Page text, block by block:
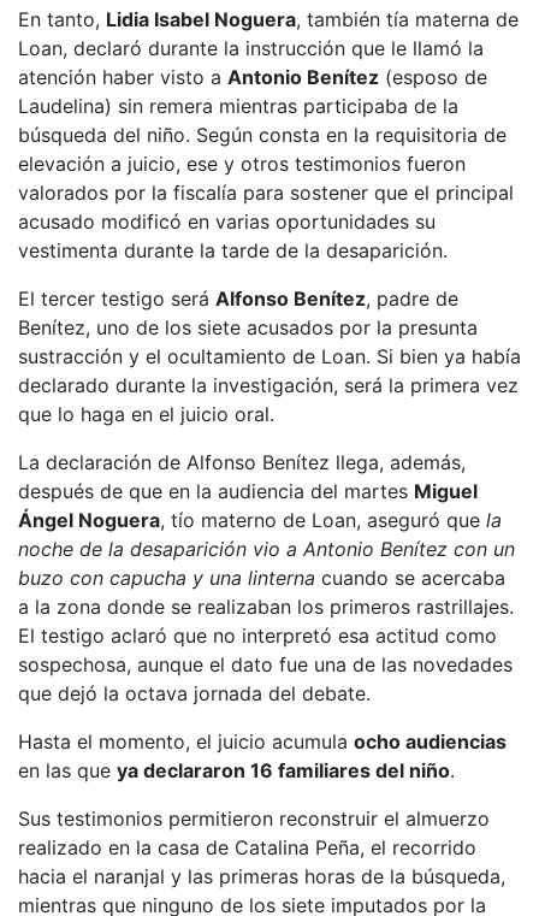
En tanto, Lidia Isabel Noguera, también tía materna de
Loan, declaró durante la instrucción que le llamó la
atención haber visto a Antonio Benítez (esposo de
Laudelina) sin remera mientras participaba de la
búsqueda del niño. Según consta en la requisitoria de
elevación a juicio, ese y otros testimonios fueron
valorados por la fiscalía para sostener que el principal
acusado modificó en varias oportunidades su
vestimenta durante la tarde de la desaparición.
El tercer testigo será Alfonso Benítez, padre de
Benítez, uno de los siete acusados por la presunta
sustracción y el ocultamiento de Loan. Si bien ya había
declarado durante la investigación, será la primera vez
que lo haga en el juicio oral.
La declaración de Alfonso Benítez llega, además,
después de que en la audiencia del martes Miguel
Ángel Noguera, tío materno de Loan, aseguró que la
noche de la desaparición vio a Antonio Benítez con un
buzo con capucha y una linterna cuando se acercaba
a la zona donde se realizaban los primeros rastrillajes.
El testigo aclaró que no interpretó esa actitud como
sospechosa, aunque el dato fue una de las novedades
que dejó la octava jornada del debate.
Hasta el momento, el juicio acumula ocho audiencias
en las que ya declararon 16 familiares del niño.
Sus testimonios permitieron reconstruir el almuerzo
realizado en la casa de Catalina Peña, el recorrido
hacia el naranjal y las primeras horas de la búsqueda,
mientras que ninguno de los siete imputados por la